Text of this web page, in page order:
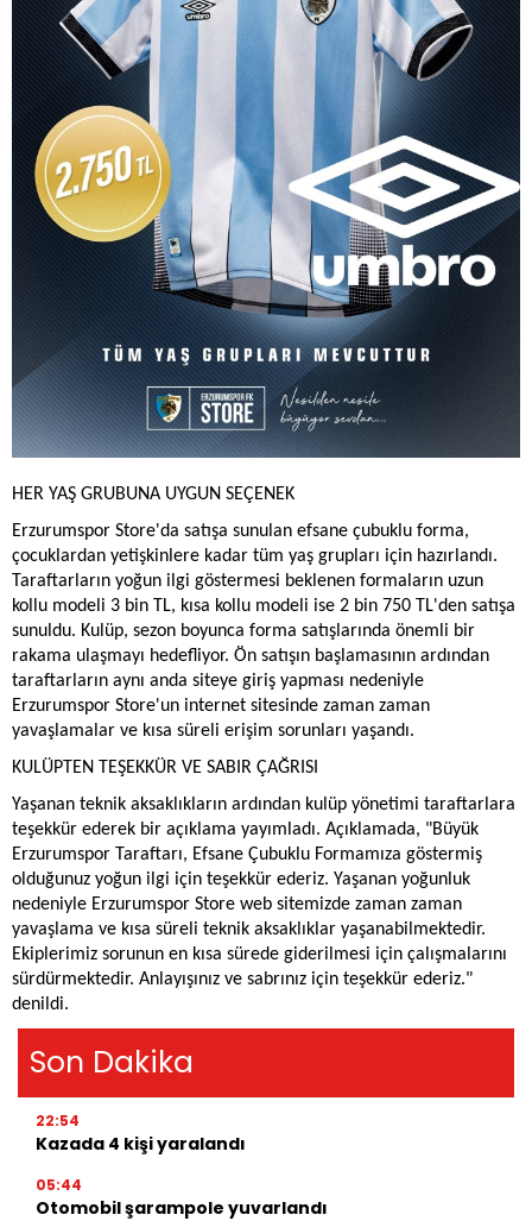
HER YAŞ GRUBUNA UYGUN SEÇENEK
Erzurumspor Store'da satışa sunulan efsane çubuklu forma,
çocuklardan yetişkinlere kadar tüm yaş grupları için hazırlandı.
Taraftarların yoğun ilgi göstermesi beklenen formaların uzun
kollu modeli 3 bin TL, kısa kollu modeli ise 2 bin 750 TL'den satışa
sunuldu. Kulüp, sezon boyunca forma satışlarında önemli bir
rakama ulaşmayı hedefliyor. Ön satışın başlamasının ardından
taraftarların aynı anda siteye giriş yapması nedeniyle
Erzurumspor Store'un internet sitesinde zaman zaman
yavaşlamalar ve kısa süreli erişim sorunları yaşandı.
KULÜPTEN TEŞEKKÜR VE SABIR ÇAĞRISI
Yaşanan teknik aksaklıkların ardından kulüp yönetimi taraftarlara
teşekkür ederek bir açıklama yayımladı. Açıklamada, "Büyük
Erzurumspor Taraftarı, Efsane Çubuklu Formamıza göstermiş
olduğunuz yoğun ilgi için teşekkür ederiz. Yaşanan yoğunluk
nedeniyle Erzurumspor Store web sitemizde zaman zaman
yavaşlama ve kısa süreli teknik aksaklıklar yaşanabilmektedir.
Ekiplerimiz sorunun en kısa sürede giderilmesi için çalışmalarını
sürdürmektedir. Anlayışınız ve sabrınız için teşekkür ederiz."
denildi.
Son Dakika
22:54
Kazada 4 kişi yaralandı
05:44
Otomobil şarampole yuvarlandı